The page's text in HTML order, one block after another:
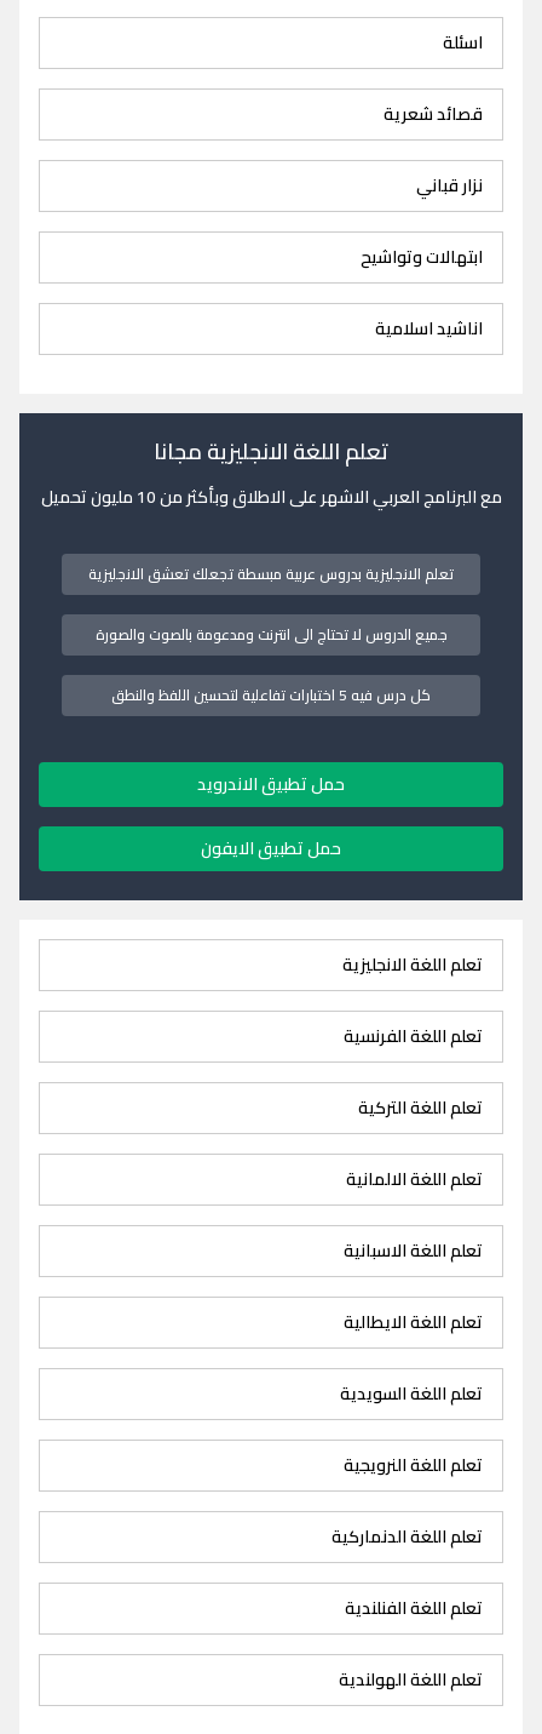
اسئلة
قصائد شعرية
نزار قباني
ابتهالات وتواشيح
اناشيد اسلامية
تعلم اللغة الانجليزية مجانا
مع البرنامج العربي الاشهر على الاطلاق وبأكثر من 10 مليون تحميل
تعلم الانجليزية بدروس عربية مبسطة تجعلك تعشق الانجليزية
جميع الدروس لا تحتاج الى انترنت ومدعومة بالصوت والصورة
كل درس فيه 5 اختبارات تفاعلية لتحسين اللفظ والنطق
حمل تطبيق الاندرويد
حمل تطبيق الايفون
تعلم اللغة الانجليزية
تعلم اللغة الفرنسية
تعلم اللغة التركية
تعلم اللغة الالمانية
تعلم اللغة الاسبانية
تعلم اللغة الايطالية
تعلم اللغة السويدية
تعلم اللغة النرويجية
تعلم اللغة الدنماركية
تعلم اللغة الفنلندية
تعلم اللغة الهولندية